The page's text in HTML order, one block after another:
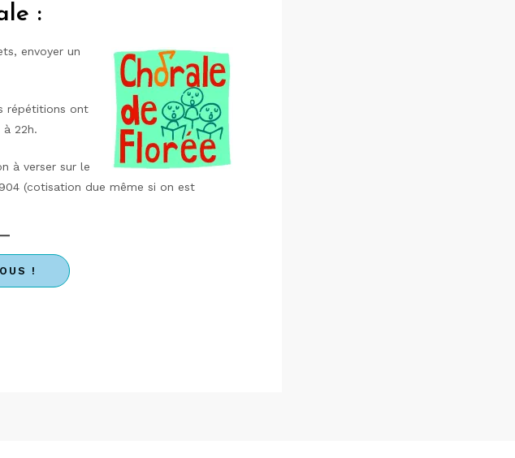
:
envoyer un
répétitions ont
22h.
à verser sur le
(cotisation due même si on est
!